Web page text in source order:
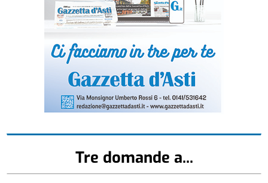
Tre domande a...